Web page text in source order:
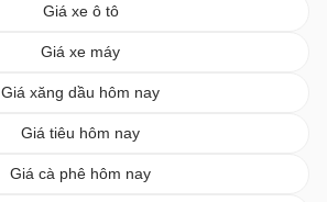
Giá xe ô tô
Giá xe máy
Giá xăng dầu hôm nay
Giá tiêu hôm nay
Giá cà phê hôm nay